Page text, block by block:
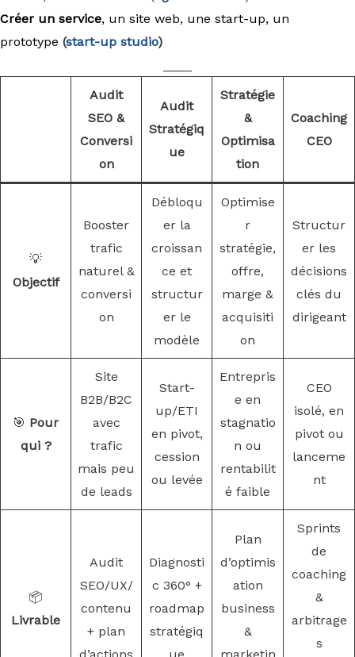
Créer un service, un site web, une start-up, un
prototype (start-up studio)
Audit
SEO &
Conversi
on
Audit
Stratégiq
ue
Stratégie
&
Optimisa
tion
Coaching
CEO
💡
Objectif
Booster
trafic
naturel &
conversi
on
Débloqu
er la
croissan
ce et
structur
er le
modèle
Optimise
r
stratégie,
offre,
marge &
acquisiti
on
Structur
er les
décisions
clés du
dirigeant
🎯 Pour
qui ?
Site
B2B/B2C
avec
trafic
mais peu
de leads
Start-
up/ETI
en pivot,
cession
ou levée
Entrepris
e en
stagnatio
n ou
rentabilit
é faible
CEO
isolé, en
pivot ou
lanceme
nt
📦
Livrable
Audit
SEO/UX/
contenu
+ plan
Diagnosti
c 360° +
roadmap
stratégiq
Plan
d’optimis
ation
business
&
Sprints
de
coaching
&
arbitrage
s